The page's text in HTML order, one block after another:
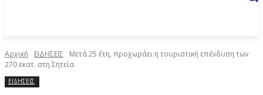
Αρχική ΕΙΔΗΣΕΙΣ
Μετά 25 έτη, προχωράει η τουριστική επένδυση των
270 εκατ. στη Σητεία
ΕΙΔΗΣΕΙΣ